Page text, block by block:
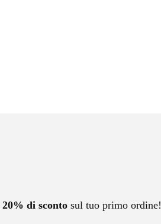
20% di sconto sul tuo primo ordine!